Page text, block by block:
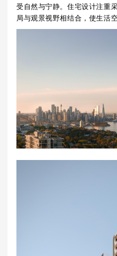
受自然与宁静。住宅设计注重
局与观景视野相结合，使生活